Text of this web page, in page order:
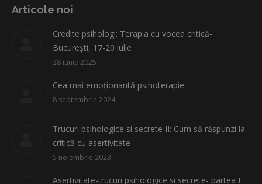
opensopens
window
opens
new
window
opens
new
window
new
window
Articole noi
Credite psihologi: Terapia cu vocea critică-
București, 17-20 iulie
28 iunie 2025
Cea mai emoționantă psihoterapie
8 septembrie 2024
Trucuri psihologice si secrete II: Cum să răspunzi la
critică cu asertivitate
5 noiembrie 2023
Asertivitate-trucuri psihologice si secrete- partea I